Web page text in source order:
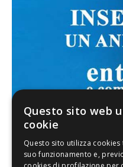
Questo sito web
cookie